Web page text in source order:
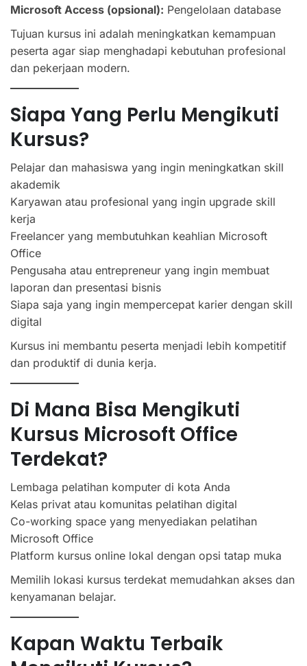
Microsoft Access (opsional): Pengelolaan database
Tujuan kursus ini adalah meningkatkan kemampuan
peserta agar siap menghadapi kebutuhan profesional
dan pekerjaan modern.
Siapa Yang Perlu Mengikuti
Kursus?
Pelajar dan mahasiswa yang ingin meningkatkan skill
akademik
Karyawan atau profesional yang ingin upgrade skill
kerja
Freelancer yang membutuhkan keahlian Microsoft
Office
Pengusaha atau entrepreneur yang ingin membuat
laporan dan presentasi bisnis
Siapa saja yang ingin mempercepat karier dengan skill
digital
Kursus ini membantu peserta menjadi lebih kompetitif
dan produktif di dunia kerja.
Di Mana Bisa Mengikuti
Kursus Microsoft Office
Terdekat?
Lembaga pelatihan komputer di kota Anda
Kelas privat atau komunitas pelatihan digital
Co-working space yang menyediakan pelatihan
Microsoft Office
Platform kursus online lokal dengan opsi tatap muka
Memilih lokasi kursus terdekat memudahkan akses dan
kenyamanan belajar.
Kapan Waktu Terbaik